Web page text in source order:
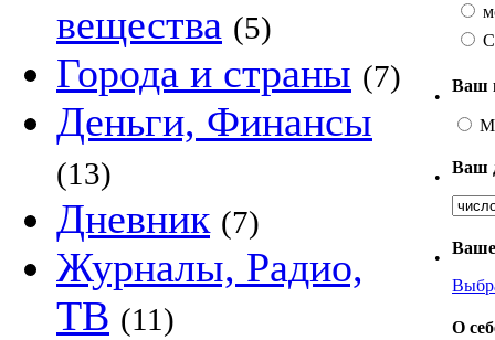
вещества (5)
Города и страны (7)
Деньги, Финансы
(13)
Дневник (7)
Журналы, Радио,
ТВ (11)
•
Ваш
•
Ваш
•
Ваше
О